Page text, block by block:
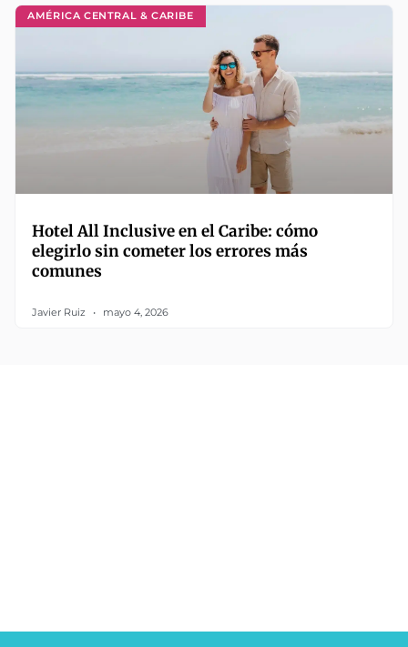
AMÉRICA CENTRAL & CARIBE
Hotel All Inclusive en el Caribe: cómo
elegirlo sin cometer los errores más
comunes
Javier Ruiz mayo 4, 2026